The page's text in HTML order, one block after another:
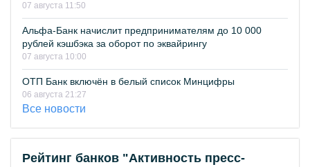
07 августа 11:50
Альфа-Банк начислит предпринимателям до 10 000
рублей кэшбэка за оборот по эквайрингу
07 августа 10:00
ОТП Банк включён в белый список Минцифры
06 августа 21:27
Все новости
Рейтинг банков "Активность пресс-